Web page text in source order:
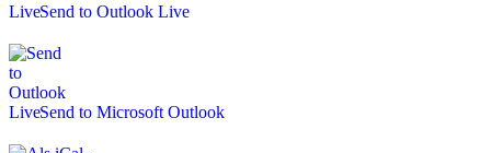
Send to Outlook Live
Send to Microsoft Outlook